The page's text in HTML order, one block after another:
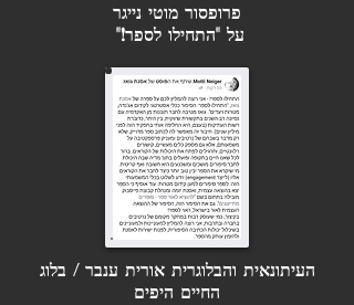
פרופסור מוטי נייגר
על "התחילו לספר!"
העיתונאית והבלוגריתאורית ענבר / בלוג
החיים היפים